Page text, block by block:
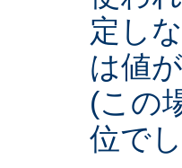
定し
は値
(この
位で